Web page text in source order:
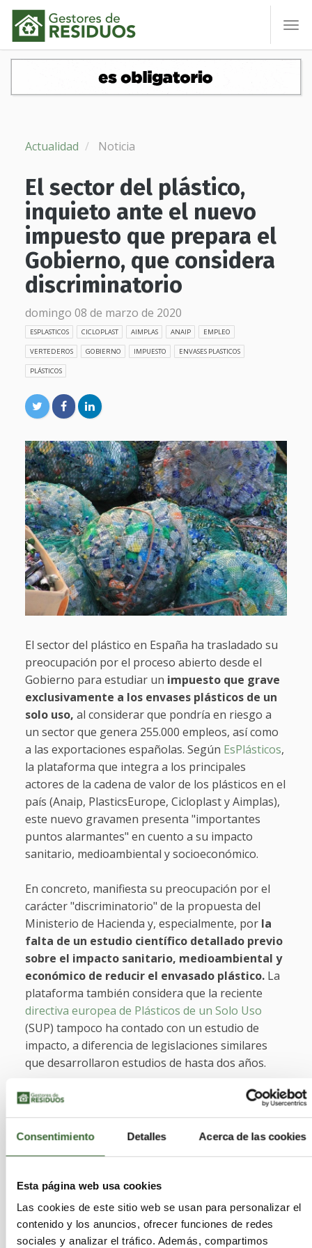
Consentimiento Detalles Acerca de las cookies
Esta página web usa cookies
Las cookies de este sitio web se usan para personalizar el
contenido y los anuncios, ofrecer funciones de redes
sociales y analizar el tráfico. Además, compartimos
Actualidad Noticia
El sector del plástico,
inquieto ante el nuevo
impuesto que prepara el
Gobierno, que considera
discriminatorio
domingo 08 de marzo de 2020
ESPLASTICOS CICLOPLAST AIMPLAS ANAIP EMPLEO
VERTEDEROS GOBIERNO IMPUESTO ENVASES PLASTICOS
PLÁSTICOS
El sector del plástico en España ha trasladado su
preocupación por el proceso abierto desde el
Gobierno para estudiar un impuesto que grave
exclusivamente a los envases plásticos de un
solo uso, al considerar que pondría en riesgo a
un sector que genera 255.000 empleos, así como
a las exportaciones españolas. Según EsPlásticos,
la plataforma que integra a los principales
actores de la cadena de valor de los plásticos en el
país (Anaip, PlasticsEurope, Cicloplast y Aimplas),
este nuevo gravamen presenta "importantes
puntos alarmantes" en cuento a su impacto
sanitario, medioambiental y socioeconómico.
En concreto, manifiesta su preocupación por el
carácter "discriminatorio" de la propuesta del
Ministerio de Hacienda y, especialmente, por la
falta de un estudio científico detallado previo
sobre el impacto sanitario, medioambiental y
económico de reducir el envasado plástico.La
plataforma también considera que la reciente
directiva europea de Plásticos de un Solo Uso
(SUP) tampoco ha contado con un estudio de
impacto, a diferencia de legislaciones similares
que desarrollaron estudios de hasta dos años.
El sector
representa el 2,7% del PIB español y
genera 255.000 puestos de trabajo,incluyendo
los indirectos, principalmente en la conocida como
economía circular y reciclabilidad, estando además
sus envases gravados ya con un punto verde que
costea su reciclado".El sector explica que
sustituir todo el envasado plástico europeo